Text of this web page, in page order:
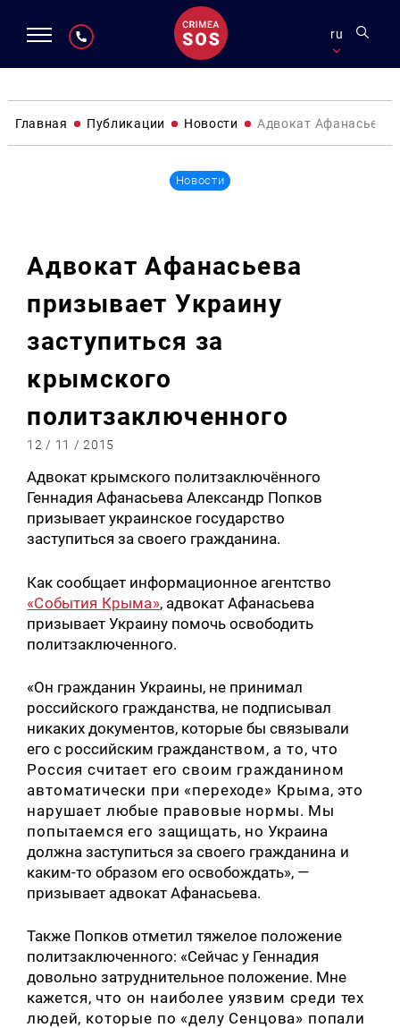
ru
Главная Публикации Новости Адвокат Афанасьева
Новости
Адвокат Афанасьева
призывает Украину
заступиться за
крымского
политзаключенного
12 / 11 / 2015
Адвокат крымского политзаключённого
Геннадия Афанасьева Александр Попков
призывает украинское государство
заступиться за своего гражданина.
Как сообщает информационное агентство
«События Крыма», адвокат Афанасьева
призывает Украину помочь освободить
политзаключенного.
«Он гражданин Украины, не принимал
российского гражданства, не подписывал
никаких документов, которые бы связывали
его с российским гражданством, а то, что
Россия считает его своим гражданином
автоматически при «переходе» Крыма, это
нарушает любые правовые нормы. Мы
попытаемся его защищать, но Украина
должна заступиться за своего гражданина и
каким-то образом его освобождать», —
призывает адвокат Афанасьева.
Также Попков отметил тяжелое положение
политзаключенного: «Сейчас у Геннадия
довольно затруднительное положение. Мне
кажется, что он наиболее уязвим среди тех
людей, которые по «делу Сенцова» попали